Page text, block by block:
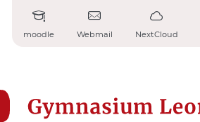
moodle Webmail NextCloud